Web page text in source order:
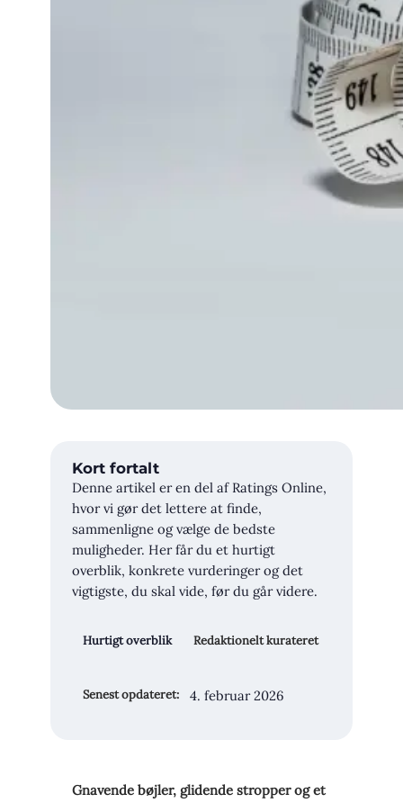
Kort fortalt
Denne artikel er en del af Ratings Online,
hvor vi gør det lettere at finde,
sammenligne og vælge de bedste
muligheder. Her får du et hurtigt
overblik, konkrete vurderinger og det
vigtigste, du skal vide, før du går videre.
Hurtigt overblik Redaktionelt kurateret
Senest opdateret: 4. februar 2026
Gnavende bøjler, glidende stropper og et